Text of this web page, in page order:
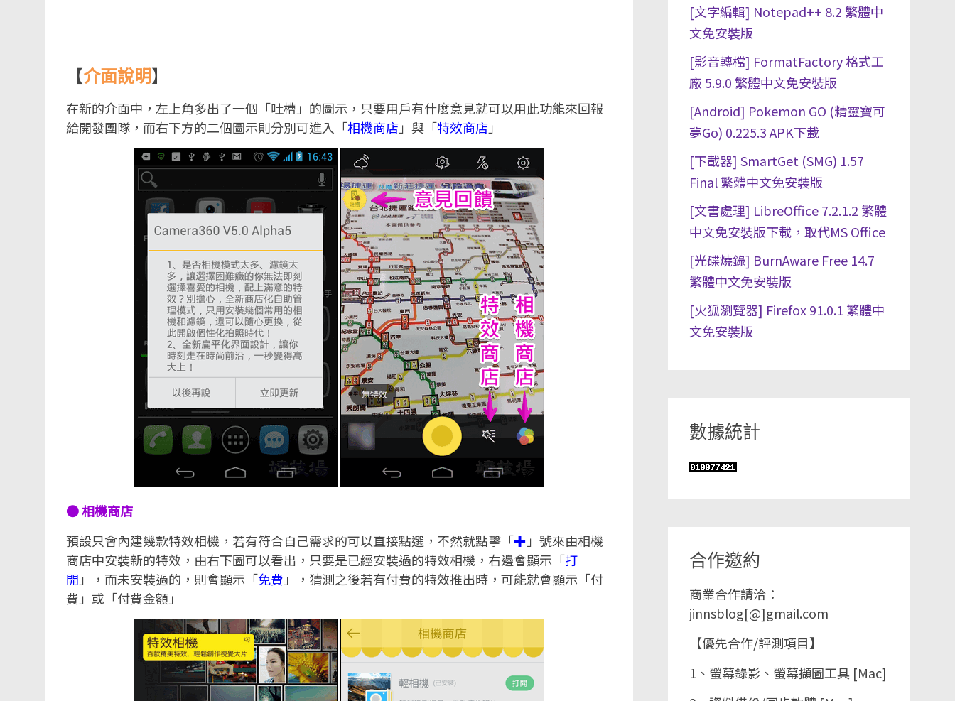
【介面說明】
在新的介面中，左上角多出了一個「吐槽」的圖示，只要用戶有什麼意見就可以用此功能來回報
給開發團隊，而右下方的二個圖示則分別可進入「相機商店」與「特效商店」
● 相機商店
預設只會內建幾款特效相機，若有符合自己需求的可以直接點選，不然就點擊「✚ 」號來由相機
商店中安裝新的特效，由右下圖可以看出，只要是已經安裝過的特效相機，右邊會顯示「打
開 」，而未安裝過的，則會顯示「免費 」，猜測之後若有付費的特效推出時，可能就會顯示「付
費」或「付費金額」
[文字編輯] Notepad++ 8.2 繁體中
文免安裝版
[影音轉檔] FormatFactory 格式工
廠 5.9.0 繁體中文免安裝版
[Android] Pokemon GO (精靈寶可
夢Go) 0.225.3 APK下載
[下載器] SmartGet (SMG) 1.57
Final 繁體中文免安裝版
[文書處理] LibreOffice 7.2.1.2 繁體
中文免安裝版下載，取代MS Office
[光碟燒錄] BurnAware Free 14.7
繁體中文免安裝版
[火狐瀏覽器] Firefox 91.0.1 繁體中
文免安裝版
數據統計
合作邀約
商業合作請洽：
jinnsblog[@]gmail.com
【優先合作/評測項目】
1、螢幕錄影、螢幕擷圖工具 [Mac]